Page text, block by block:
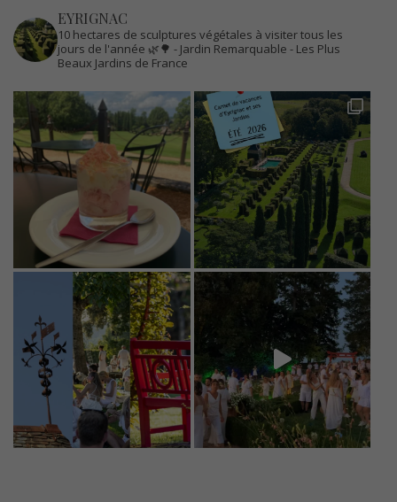
EYRIGNAC
10 hectares de sculptures végétales à visiter tous les
jours de l'année 🌿🌳 - Jardin Remarquable - Les Plus
Beaux Jardins de France